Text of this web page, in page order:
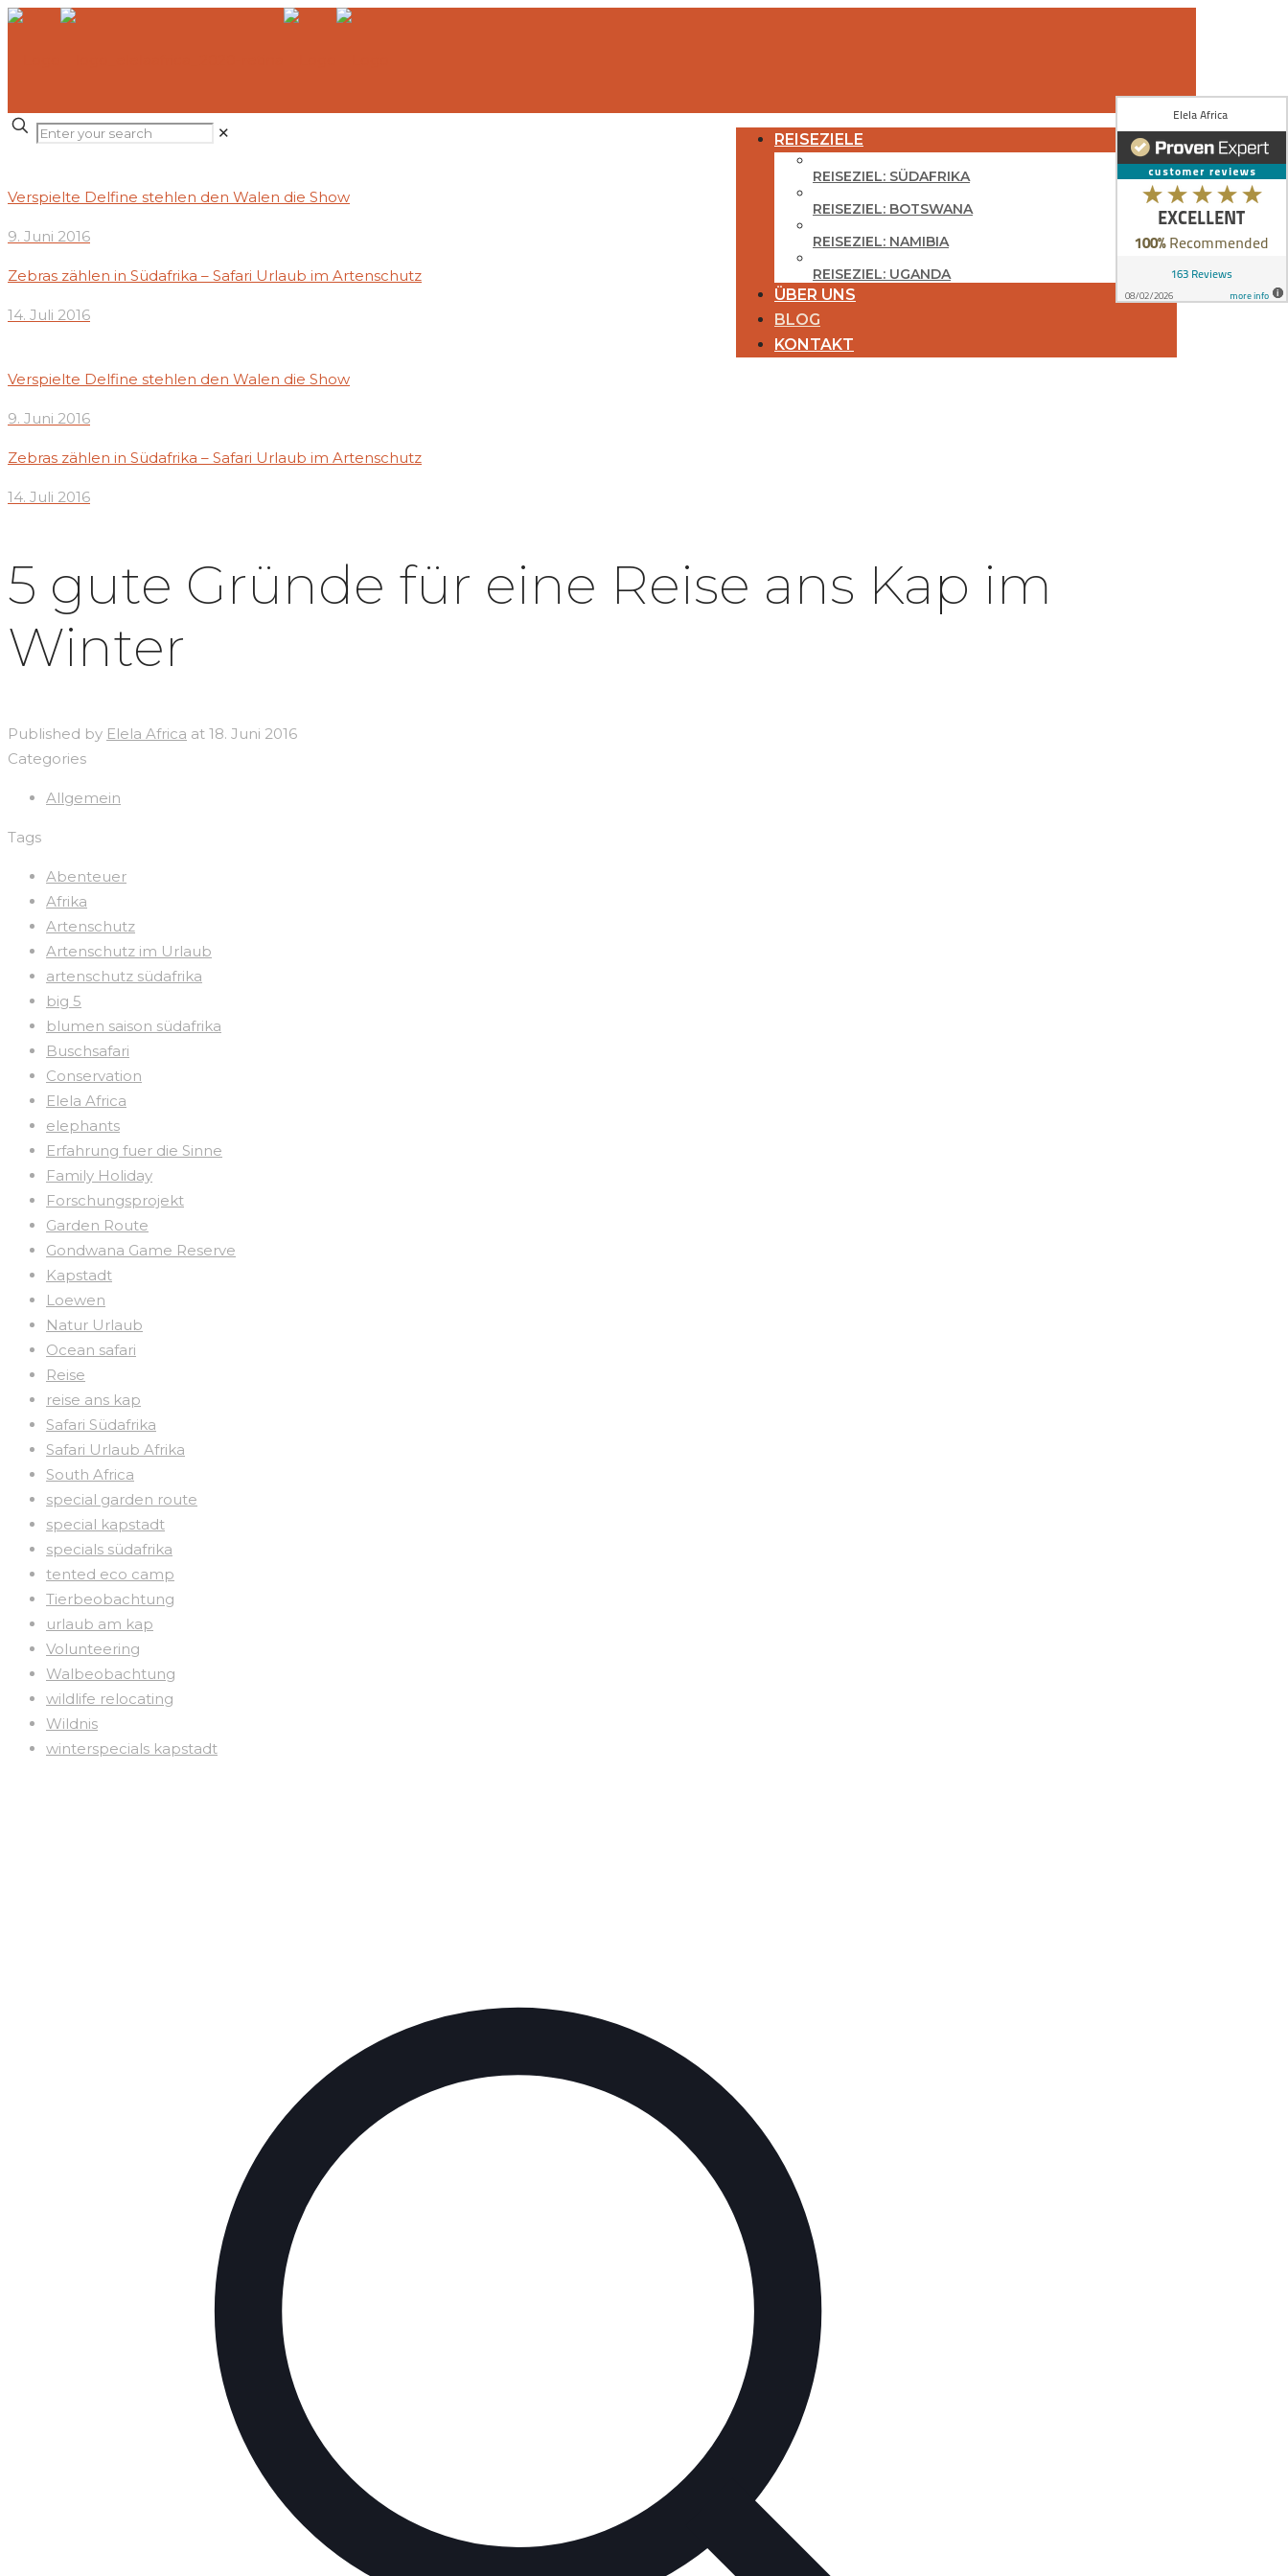
REISEZIELE
REISEZIEL: SÜDAFRIKA
REISEZIEL: BOTSWANA
REISEZIEL: NAMIBIA
REISEZIEL: UGANDA
ÜBER UNS
BLOG
KONTAKT
✕
Verspielte Delfine stehlen den Walen die Show
9. Juni 2016
Zebras zählen in Südafrika – Safari Urlaub im Artenschutz
14. Juli 2016
Verspielte Delfine stehlen den Walen die Show
9. Juni 2016
Zebras zählen in Südafrika – Safari Urlaub im Artenschutz
14. Juli 2016
5 gute Gründe für eine Reise ans Kap im
Winter
Published by Elela Africa at 18. Juni 2016
Categories
Allgemein
Tags
Abenteuer
Afrika
Artenschutz
Artenschutz im Urlaub
artenschutz südafrika
big 5
blumen saison südafrika
Buschsafari
Conservation
Elela Africa
elephants
Erfahrung fuer die Sinne
Family Holiday
Forschungsprojekt
Garden Route
Gondwana Game Reserve
Kapstadt
Loewen
Natur Urlaub
Ocean safari
Reise
reise ans kap
Safari Südafrika
Safari Urlaub Afrika
South Africa
special garden route
special kapstadt
specials südafrika
tented eco camp
Tierbeobachtung
urlaub am kap
Volunteering
Walbeobachtung
wildlife relocating
Wildnis
winterspecials kapstadt